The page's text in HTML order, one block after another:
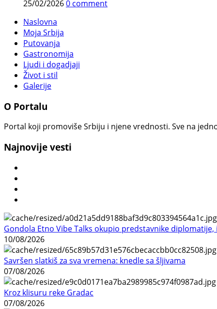
25/02/20260 comment
Naslovna
Moja Srbija
Putovanja
Gastronomija
Ljudi i dogadjaji
Život i stil
Galerije
O Portalu
Portal koji promoviše Srbiju i njene vrednosti. Sve na
Najnovije vesti
Gondola Etno Vibe Talks okupio predstavnike
10/08/2026
Savršen slatkiš za sva vremena: knedle sa šljivama
07/08/2026
Kroz klisuru reke Gradac
07/08/2026